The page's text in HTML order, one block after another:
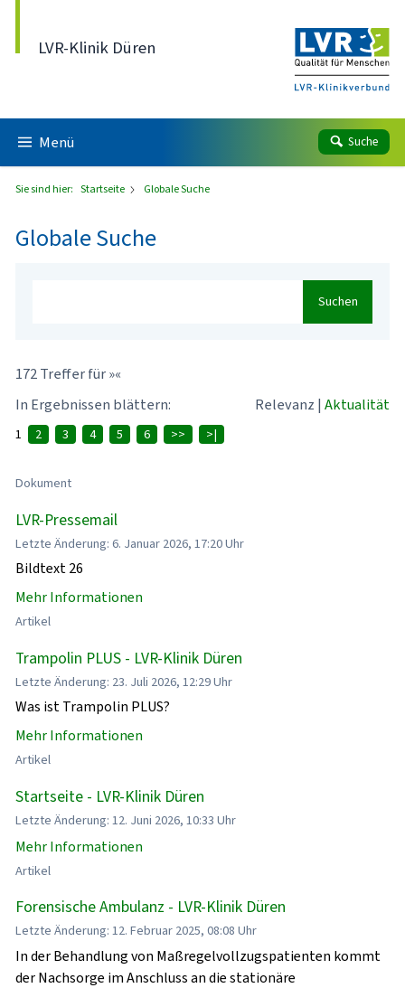
LVR-Klinik Düren
Menü Suche
Sie sind hier: Startseite Globale Suche
Globale Suche
Suchen
172 Treffer für »«
In Ergebnissen blättern:
Relevanz | Aktualität
1 2 3 4 5 6 >> >|
Dokument
LVR-Pressemail
Letzte Änderung: 6. Januar 2026, 17:20 Uhr
Bildtext 26
Mehr Informationen
Artikel
Trampolin PLUS - LVR-Klinik Düren
Letzte Änderung: 23. Juli 2026, 12:29 Uhr
Was ist Trampolin PLUS?
Mehr Informationen
Artikel
Startseite - LVR-Klinik Düren
Letzte Änderung: 12. Juni 2026, 10:33 Uhr
Mehr Informationen
Artikel
Forensische Ambulanz - LVR-Klinik Düren
Letzte Änderung: 12. Februar 2025, 08:08 Uhr
In der Behandlung von Maßregelvollzugspatienten kommt
der Nachsorge im Anschluss an die stationäre